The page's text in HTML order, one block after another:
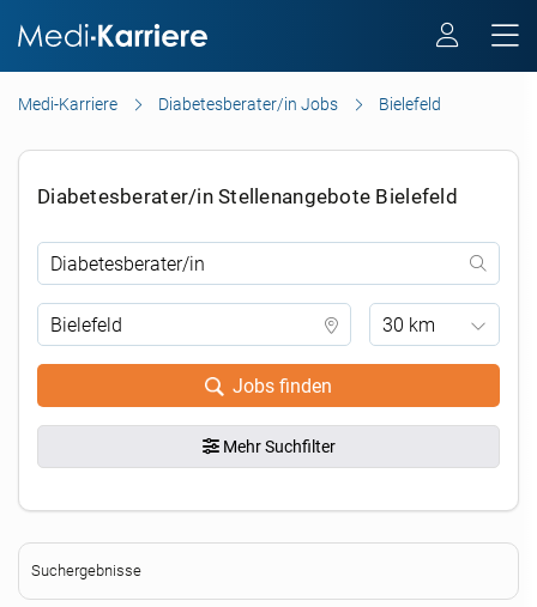
Medi-Karriere Diabetesberater/in Jobs Bielefeld
Diabetesberater/in Stellenangebote Bielefeld
30 km
Jobs finden
Mehr Suchfilter
Suchergebnisse